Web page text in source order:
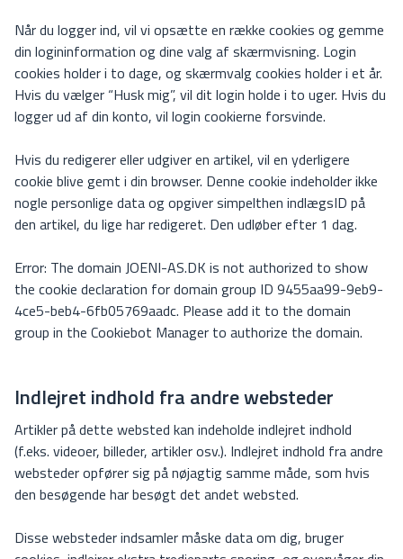
Når du logger ind, vil vi opsætte en række cookies og gemme
din logininformation og dine valg af skærmvisning. Login
cookies holder i to dage, og skærmvalg cookies holder i et år.
Hvis du vælger “Husk mig”, vil dit login holde i to uger. Hvis du
logger ud af din konto, vil login cookierne forsvinde.
Hvis du redigerer eller udgiver en artikel, vil en yderligere
cookie blive gemt i din browser. Denne cookie indeholder ikke
nogle personlige data og opgiver simpelthen indlægsID på
den artikel, du lige har redigeret. Den udløber efter 1 dag.
Error: The domain JOENI-AS.DK is not authorized to show
the cookie declaration for domain group ID 9455aa99-9eb9-
4ce5-beb4-6fb05769aadc. Please add it to the domain
group in the Cookiebot Manager to authorize the domain.
Indlejret indhold fra andre websteder
Artikler på dette websted kan indeholde indlejret indhold
(f.eks. videoer, billeder, artikler osv.). Indlejret indhold fra andre
websteder opfører sig på nøjagtig samme måde, som hvis
den besøgende har besøgt det andet websted.
Disse websteder indsamler måske data om dig, bruger